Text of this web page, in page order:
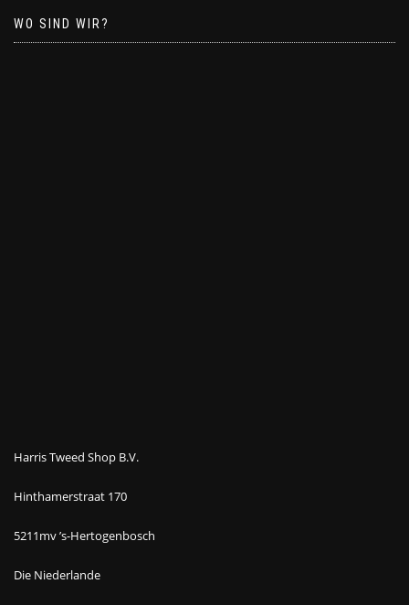
WO SIND WIR?
Harris Tweed Shop B.V.
Hinthamerstraat 170
5211mv ’s-Hertogenbosch
Die Niederlande